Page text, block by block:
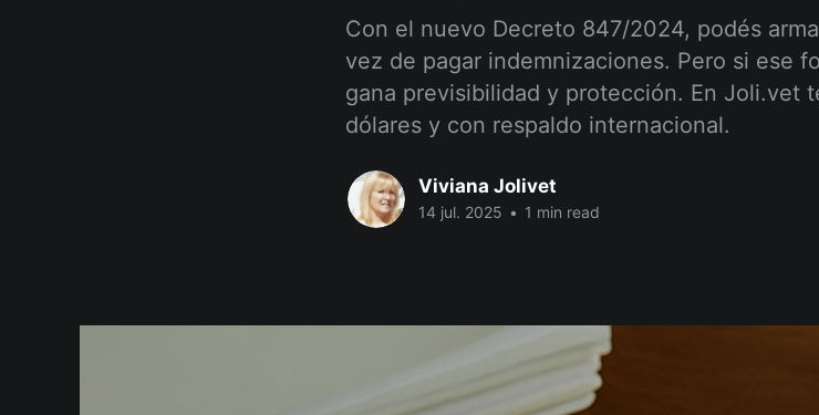
Con el nuevo Decreto 847/2024, podés
vez de pagar indemnizaciones. Pero si ese
gana previsibilidad y protección. En Joli.vet
dólares y con respaldo internacional.
Viviana Jolivet
14 jul. 2025 • 1 min read